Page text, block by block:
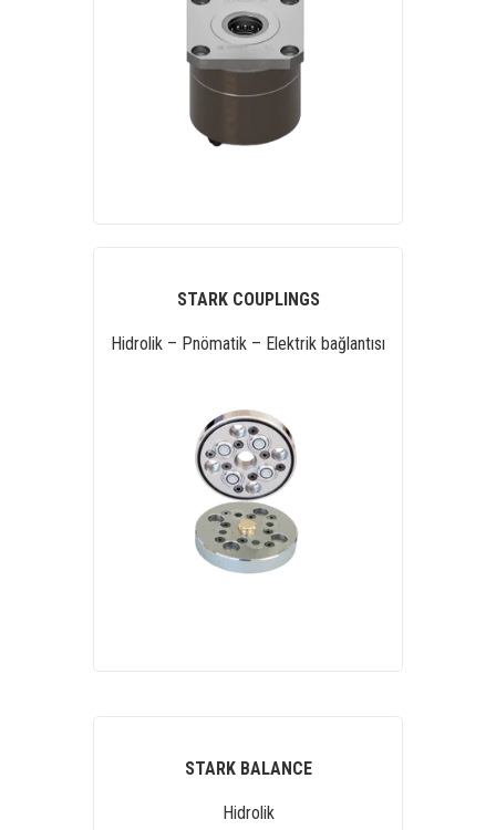
STARK COUPLINGS
Hidrolik – Pnömatik – Elektrik bağlantısı
STARK BALANCE
Hidrolik